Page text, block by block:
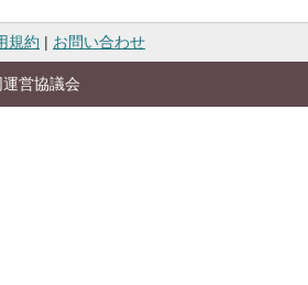
規約 | お問い合わせ
営協議会